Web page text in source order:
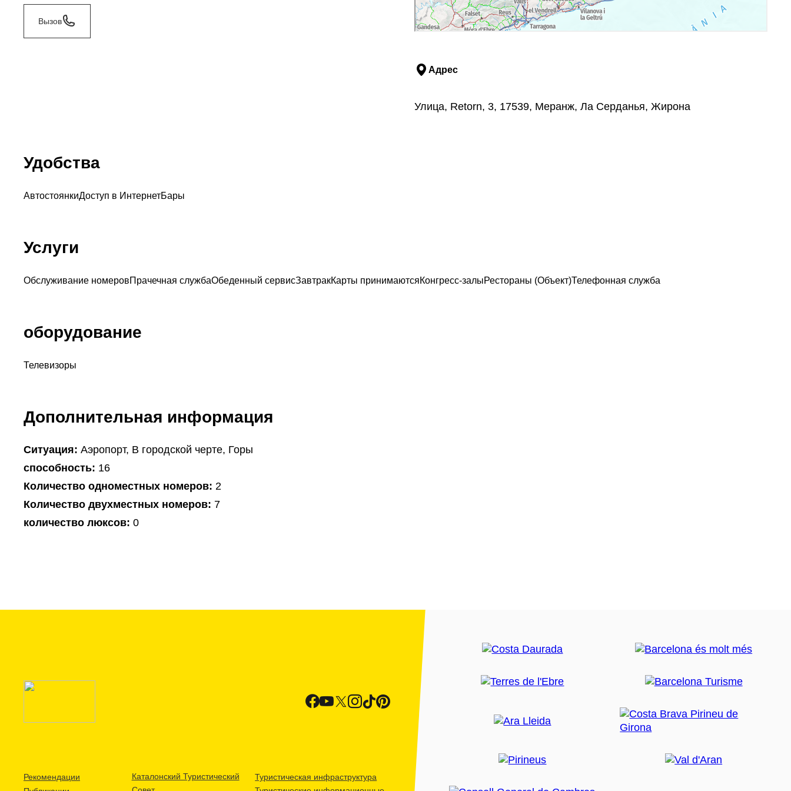
Вызов
Адрес
Улица, Retorn, 3, 17539, Меранж, Ла Серданья, Жирона
Удобства
АвтостоянкиДоступ в ИнтернетБары
Услуги
Обслуживание номеровПрачечная службаОбеденный сервисЗавтракКарты принимаютсяКонгресс-залыРестораны (Объект)Телефонная служба
оборудование
Телевизоры
Дополнительная информация
Ситуация: Аэропорт, В городской черте, Горы
способность: 16
Количество одноместных номеров: 2
Количество двухместных номеров: 7
количество люксов: 0
Рекомендации
Каталонский Туристический
Туристическая инфраструктура